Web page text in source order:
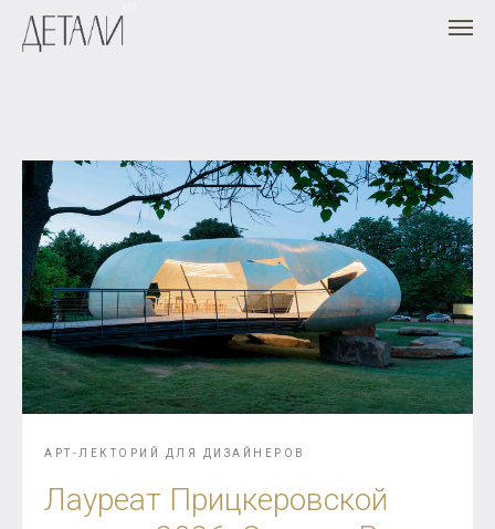
АРТ-ЛЕКТОРИЙ ДЛЯ ДИЗАЙНЕРОВ
Лауреат Прицкеровской